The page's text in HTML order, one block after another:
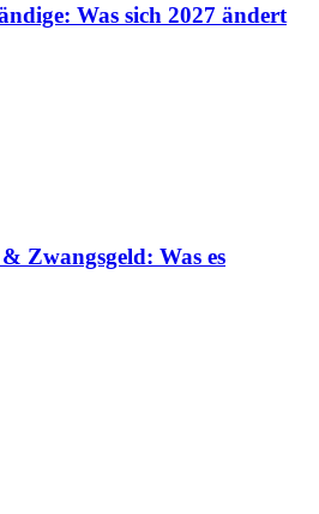
Was sich 2027 ändert
Zwangsgeld: Was es